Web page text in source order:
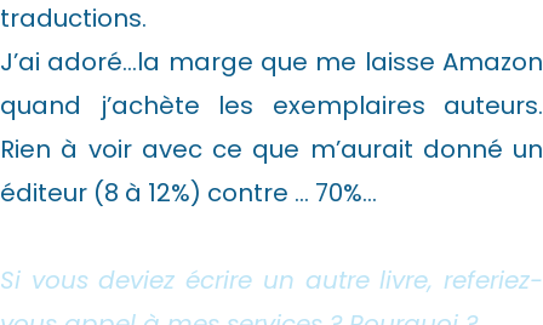
traductions.
J’ai adoré…la marge que me laisse Amazon
quand j’achète les exemplaires auteurs.
Rien à voir avec ce que m’aurait donné un
éditeur (8 à 12%) contre … 70%…
Si vous deviez écrire un autre livre, referiez-